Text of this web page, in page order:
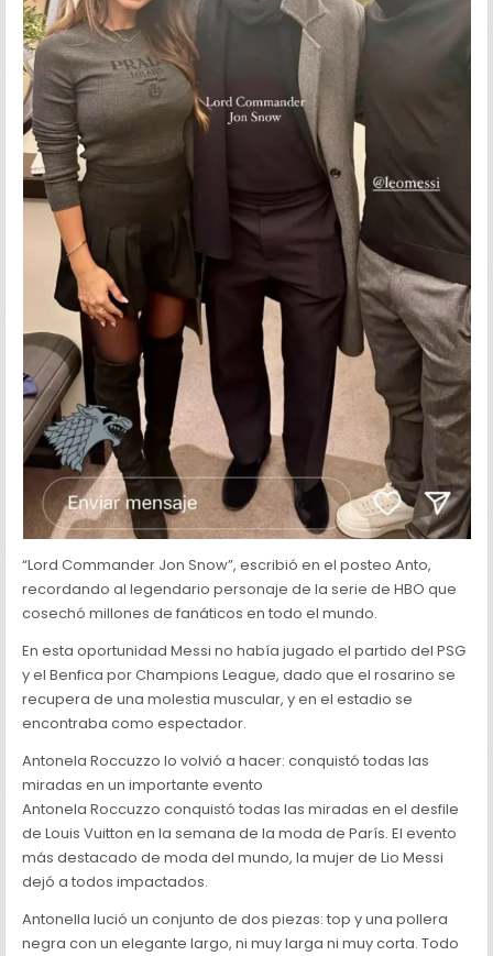
“Lord Commander Jon Snow”, escribió en el posteo Anto,
recordando al legendario personaje de la serie de HBO que
cosechó millones de fanáticos en todo el mundo.
En esta oportunidad Messi no había jugado el partido del PSG
y el Benfica por Champions League, dado que el rosarino se
recupera de una molestia muscular, y en el estadio se
encontraba como espectador.
Antonela Roccuzzo lo volvió a hacer: conquistó todas las
miradas en un importante evento
Antonela Roccuzzo conquistó todas las miradas en el desfile
de Louis Vuitton en la semana de la moda de París. El evento
más destacado de moda del mundo, la mujer de Lio Messi
dejó a todos impactados.
Antonella lució un conjunto de dos piezas: top y una pollera
negra con un elegante largo, ni muy larga ni muy corta. Todo